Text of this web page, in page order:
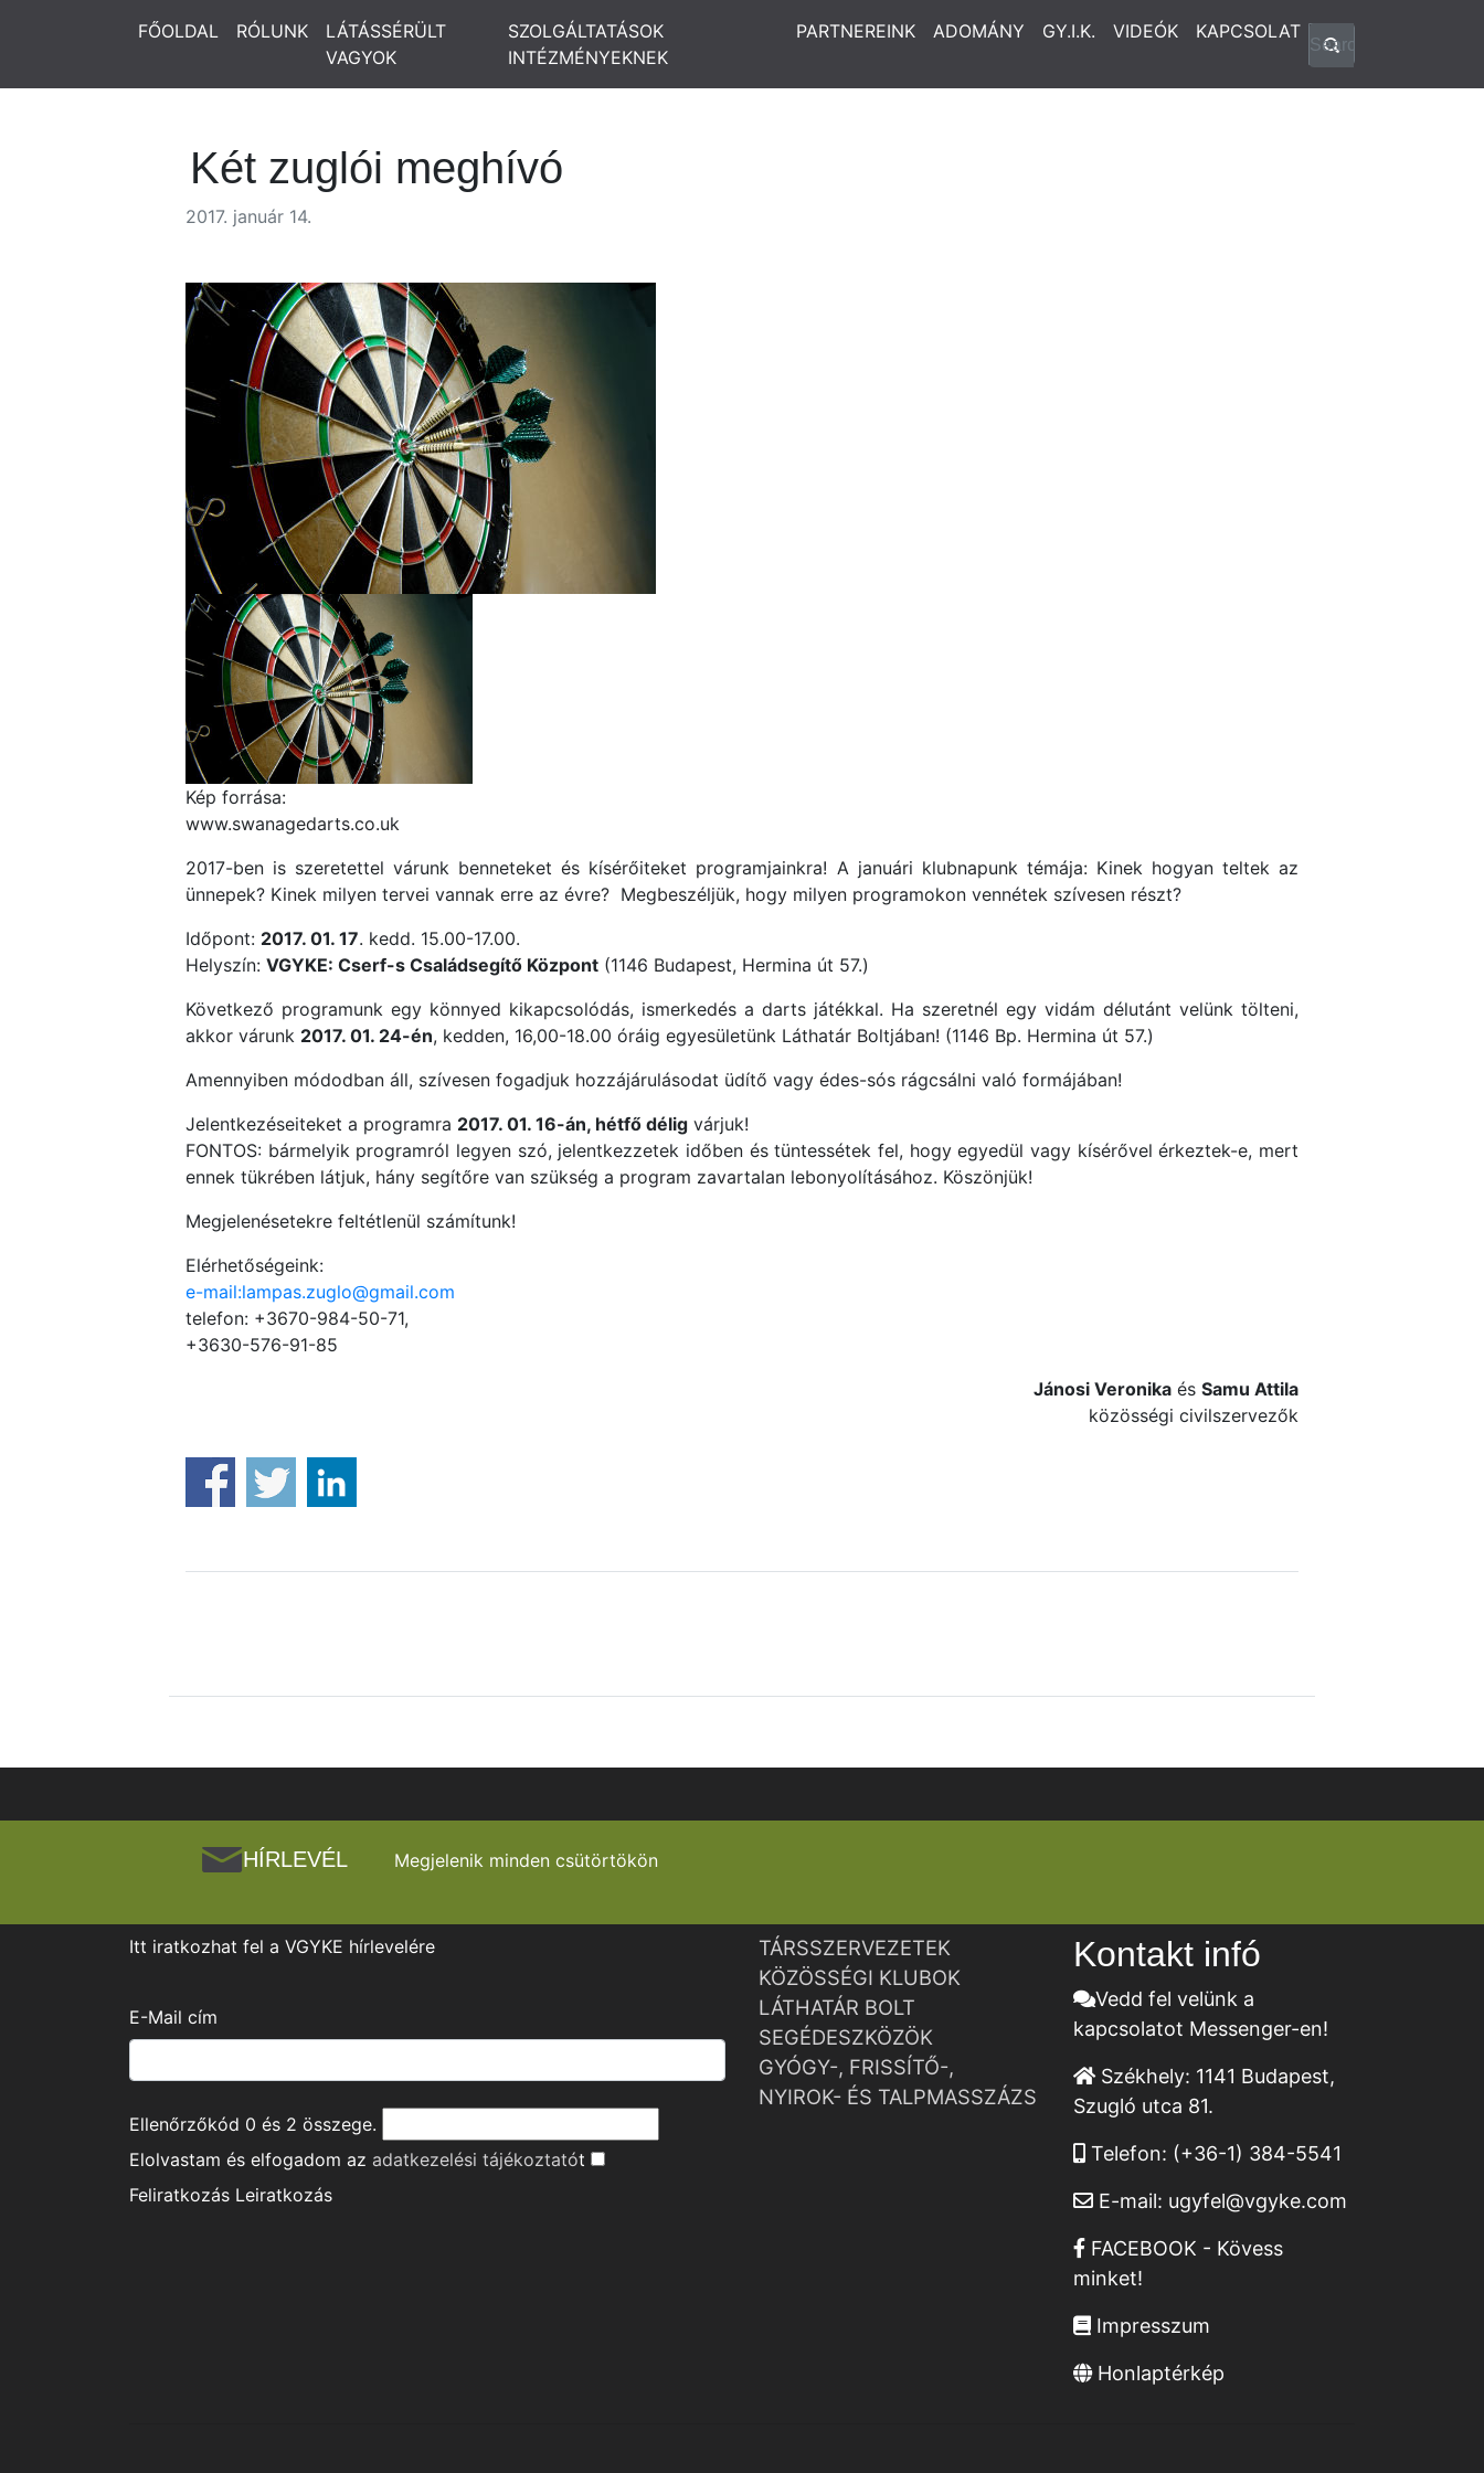
FŐOLDAL RÓLUNK
LÁTÁSSÉRÜLT
VAGYOK
SZOLGÁLTATÁSOK
INTÉZMÉNYEKNEK
PARTNEREINK ADOMÁNY GY.I.K. VIDEÓK KAPCSOLAT
Két zuglói meghívó
2017. január 14.
Kép forrása:
www.swanagedarts.co.uk
2017-ben is szeretettel várunk benneteket és kísérőiteket programjainkra! A januári klubnapunk témája: Kinek hogyan teltek az
ünnepek? Kinek milyen tervei vannak erre az évre? Megbeszéljük, hogy milyen programokon vennétek szívesen részt?
Időpont: 2017. 01. 17. kedd. 15.00-17.00.
Helyszín: VGYKE: Cserf-s Családsegítő Központ (1146 Budapest, Hermina út 57.)
Következő programunk egy könnyed kikapcsolódás, ismerkedés a darts játékkal. Ha szeretnél egy vidám délutánt velünk tölteni,
akkor várunk 2017. 01. 24-én, kedden, 16,00-18.00 óráig egyesületünk Láthatár Boltjában! (1146 Bp. Hermina út 57.)
Amennyiben módodban áll, szívesen fogadjuk hozzájárulásodat üdítő vagy édes-sós rágcsálni való formájában!
Jelentkezéseiteket a programra 2017. 01. 16-án, hétfő délig várjuk!
FONTOS: bármelyik programról legyen szó, jelentkezzetek időben és tüntessétek fel, hogy egyedül vagy kísérővel érkeztek-e, mert
ennek tükrében látjuk, hány segítőre van szükség a program zavartalan lebonyolításához. Köszönjük!
Megjelenésetekre feltétlenül számítunk!
Elérhetőségeink:
e-mail:lampas.zuglo@gmail.com
telefon: +3670-984-50-71,
+3630-576-91-85
Jánosi Veronika és Samu Attila
közösségi civilszervezők
HÍRLEVÉL Megjelenik minden csütörtökön
Itt iratkozhat fel a VGYKE hírlevelére
E-Mail cím
Ellenőrzőkód 0 és 2 összege.
Elolvastam és elfogadom az adatkezelési tájékoztatót
Feliratkozás Leiratkozás
TÁRSSZERVEZETEK
KÖZÖSSÉGI KLUBOK
LÁTHATÁR BOLT
SEGÉDESZKÖZÖK
GYÓGY-, FRISSÍTŐ-,
NYIROK- ÉS TALPMASSZÁZS
Kontakt infó
Vedd fel velünk a
kapcsolatot Messenger-en!
Székhely: 1141 Budapest,
Szugló utca 81.
Telefon: (+36-1) 384-5541
E-mail: ugyfel@vgyke.com
FACEBOOK - Kövess
minket!
Impresszum
Honlaptérkép